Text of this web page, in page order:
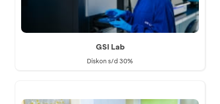
GSI Lab
Diskon s/d 30%